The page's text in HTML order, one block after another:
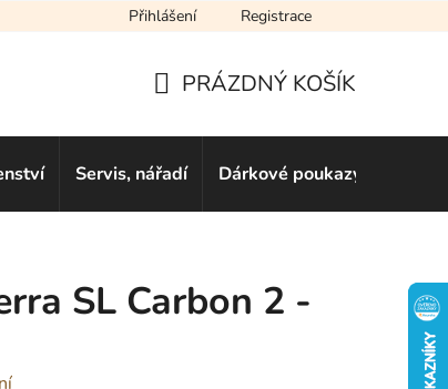
Obchodní podmínky
Přihlášení Registrace
KOŠÍK
PRÁZDNÝ KOŠÍK
Servis, nářadí Dárkové poukazy
SL Carbon 2 -